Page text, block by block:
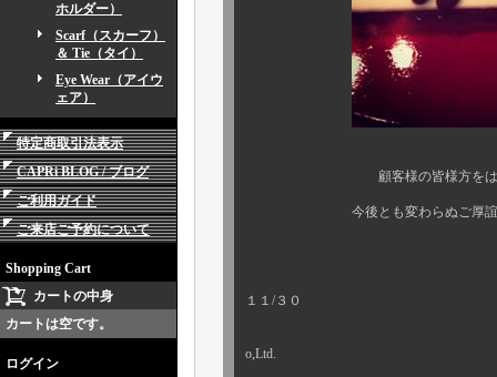
ホルダー）
Scarf（スカーフ）
＆ Tie（タイ）
Eye Wear（アイウ
ェア）
特定商取引法表示
CAPRi BLOG / ブログ
ご利用ガイド
ご来店ご予約について
Shopping Cart
カートの中身
カートは空です。
ログイン
顧客様の皆様方をはじめ、ボ
今後とも変わらぬご厚誼とご指
１１/３０
o,Ltd.